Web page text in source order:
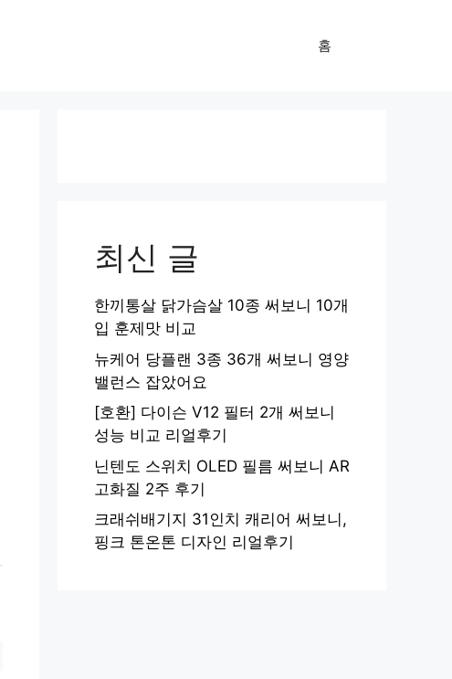
홈
최신 글
한끼통살 닭가슴살 10종 써보니 10개
입 훈제맛 비교
뉴케어 당플랜 3종 36개 써보니 영양
밸런스 잡았어요
[호환] 다이슨 V12 필터 2개 써보니
성능 비교 리얼후기
닌텐도 스위치 OLED 필름 써보니 AR
고화질 2주 후기
크래쉬배기지 31인치 캐리어 써보니,
핑크 톤온톤 디자인 리얼후기